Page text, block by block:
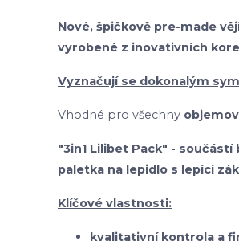
Nové, špičkově pre-made
vyrobené z inovativních
Vyznačují se dokonalým
Vhodné pro všechny
"3in1 Lilibet Pack" -
paletka na lepidlo s lepící
Klíčové vlastnosti:
kvalitativní kontrola a